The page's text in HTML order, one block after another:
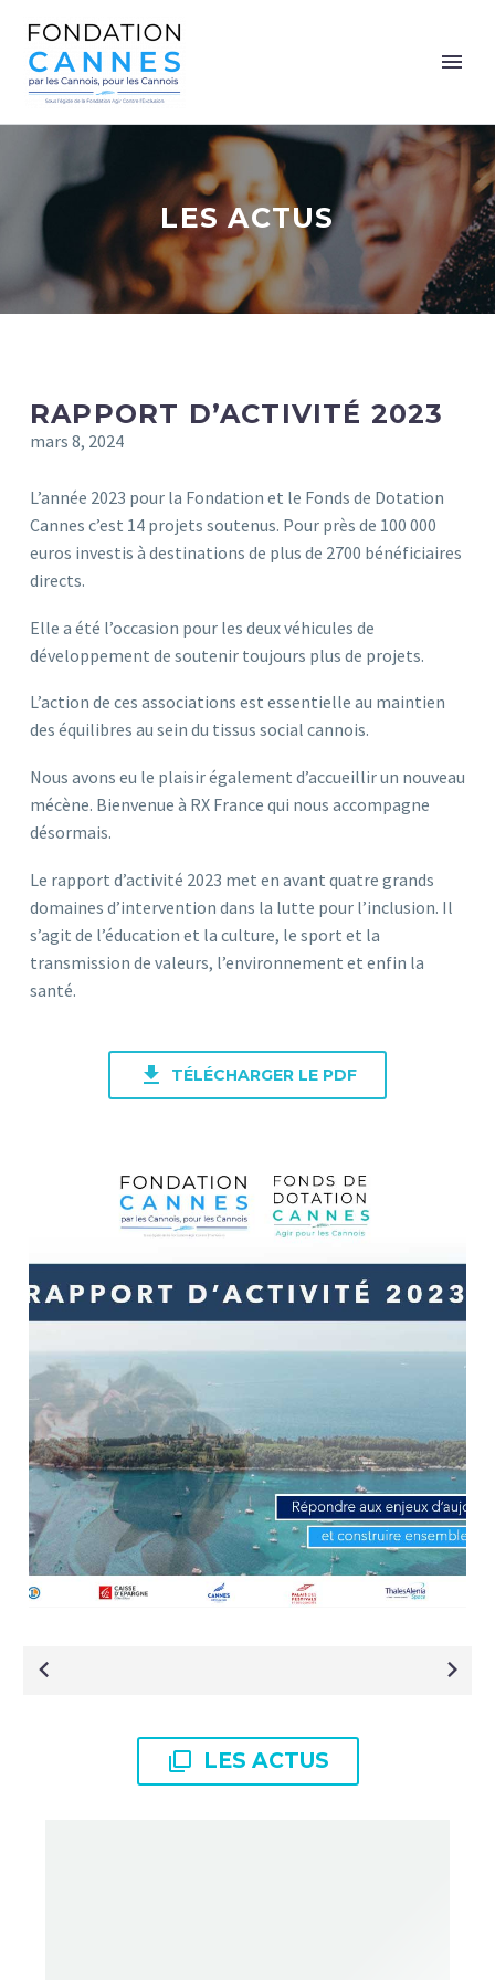
LES ACTUS
RAPPORT D’ACTIVITÉ 2023
mars 8, 2024
L’année 2023 pour la Fondation et le Fonds de Dotation
Cannes c’est 14 projets soutenus. Pour près de 100 000
euros investis à destinations de plus de 2700 bénéficiaires
directs.
Elle a été l’occasion pour les deux véhicules de
développement de soutenir toujours plus de projets.
L’action de ces associations est essentielle au maintien
des équilibres au sein du tissus social cannois.
Nous avons eu le plaisir également d’accueillir un nouveau
mécène. Bienvenue à RX France qui nous accompagne
désormais.
Le rapport d’activité 2023 met en avant quatre grands
domaines d’intervention dans la lutte pour l’inclusion. Il
s’agit de l’éducation et la culture, le sport et la
transmission de valeurs, l’environnement et enfin la
santé.
 TÉLÉCHARGER LE PDF
NAVIGATION
L’ARTICLE
 LES ACTUS